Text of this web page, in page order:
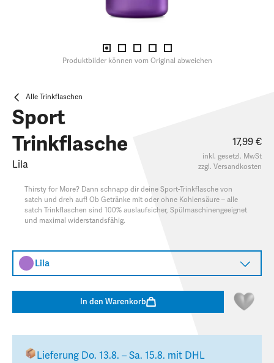
Produktbilder können vom Original abweichen
Alle Trinkflaschen
Sport
Trinkflasche
Lila
17,99 €
inkl. gesetzl. MwSt
zzgl. Versandkosten
Thirsty for More? Dann schnapp dir deine Sport-Trinkflasche von
satch und dreh auf! Ob Getränke mit oder ohne Kohlensäure – alle
satch Trinkflaschen sind 100% auslaufsicher, Spülmaschinengeeignet
und maximal widerstandsfähig.
Lila
In den Warenkorb
Lieferung Do. 13.8. – Sa. 15.8. mit DHL